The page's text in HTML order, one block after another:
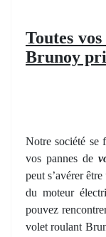
Toutes
Brunoy
Notre société se
vos pannes de
peut s’avérer
du moteur
pouvez
volet roulant